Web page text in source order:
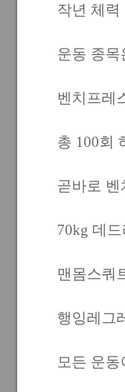
작년 체력
운동 종목
벤치프레
총 100회
곧바로 벤
70kg 데
맨몸스쿼
행잉레그
모든 운